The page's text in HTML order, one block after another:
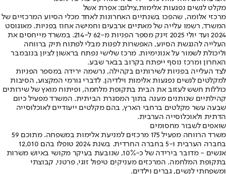
מקלט לנשים נפגעות אלימות,צילום: אפרת אשל
מרכזי אלומה, שהפכו בשנתיים האחרונות לאחד מכלי הסיוע המרכזיים של
המשרד, רשמו עלייה של מאתיים ארבעים וחמישה אחוז בפניות. מאוגוסט
2024 ועד יולי 2025 זינק מספר הפניות מ-62 ל-214. במשרד מייחסים את
העלייה להנגשת הסיוע, האפשרות לפנות מבלי לפתוח תיק ברווחה
וליכולת לשמור על אנונימיות. מרכז שלישי נפתח בראשון לציון בנובמבר
האחרון ומרכז נוסף ייפתח בקרוב בבאר שבע.
לצד העלייה בפניות לשירותים בקהילה, נרשמה ירידה במספר הפניות
למקלטים לנשים נפגעות אלימות וילדיהן. לדברי גורמי המקצוע, הסיבות
כוללות חשש לעזוב את הבית בתקופת מלחמה, ופיתוח מואץ של שירותים
קהילתיים שנותנים מענה בתוך המסגרת הביתית. המשרד מפעיל כיום
שבעה עשר מקלטים ברחבי הארץ, בהם מקלטים ייעודיים לאוכלוסייה
הדתית ולאוכלוסייה הערבית.
שואפים לשבור מחסומים
משרד הרווחה מפעיל 175 מרכזים למניעת אלימות במשפחה. מתוכם 59
בחברה הערבית ו-5 בחברה החרדית. בשנת 2024 טופלו בהם 12,010
אנשים - מדובר בירידה של כ-10%, שנובעת בעיקר מקושי באיוש משרות
בתקופת המלחמה. המרכזים מעניקים טיפול זוגי, פרטני, קבוצתי
ומשפחתי לנשים, גברים וילדים.